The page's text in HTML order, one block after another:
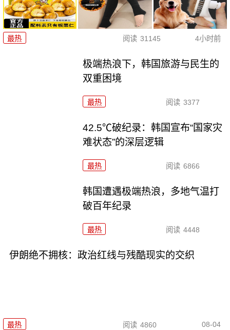
最热 阅读 31145 4小时前
极端热浪下，韩国旅游与民生的
双重困境
最热 阅读 3377
42.5℃破纪录：韩国宣布“国家灾
难状态”的深层逻辑
最热 阅读 6866
韩国遭遇极端热浪，多地气温打
破百年纪录
最热 阅读 4448
伊朗绝不拥核：政治红线与残酷现实的交织
最热 阅读 4860 08-04